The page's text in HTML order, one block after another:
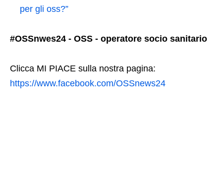
per gli oss?”
#OSSnwes24 - OSS - operatore socio sanitario
Clicca MI PIACE sulla nostra pagina:
https://www.facebook.com/OSSnews24